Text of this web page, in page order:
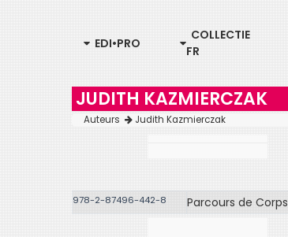
EDI•PRO
COLLECTIE
FR
JUDITH KAZMIERCZAK
Auteurs Judith Kazmierczak
978-2-87496-442-8 Parcours de Corps